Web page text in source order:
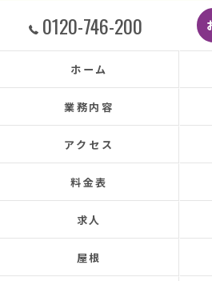
しっかり直していただいた
もちろんなく、先日はかな
たがポツポツ音も一切ありま
本当に井澤さんにお願いして
た皆さまとても感じの良い方
お任せできました。
あと口コミを書いてくださっ
で井澤産業さんを知ること
この場をお借りして感謝いた
この度は本当にありがとう
今後ともよろしくお願いしま
Google) My 50-year-old house has
leaks for about 20 years.
Three times so far, the ceiling has
0120-746-200
ホーム
業務内容
アクセス
料金表
求人
屋根